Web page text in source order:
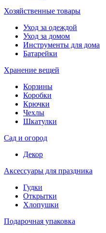
Хозяйственные товары
Уход за одеждой
Уход за домом
Инструменты для дома
Батарейки
Хранение вещей
Корзины
Коробки
Крючки
Чехлы
Шкатулки
Сад и огород
Декор
Аксессуары для праздника
Гудки
Открытки
Хлопушки
Подарочная упаковка